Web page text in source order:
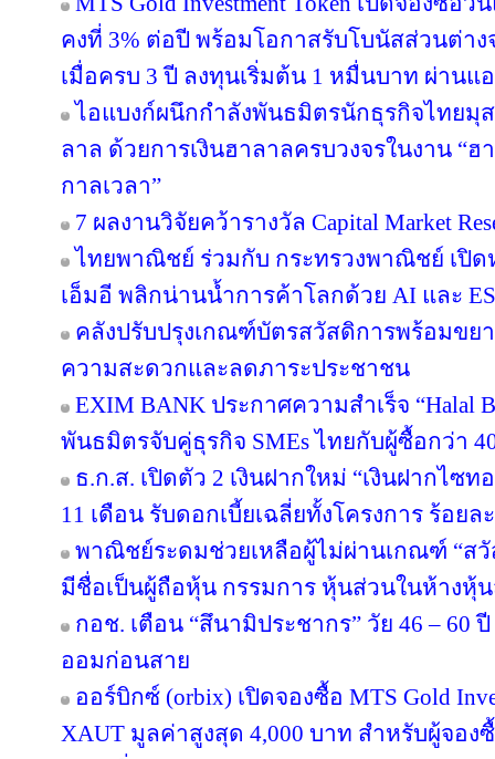
คงที่ 3% ต่อปี พร้อมโอกาสรับโบนัสส่วนต่า
เมื่อครบ 3 ปี ลงทุนเริ่มต้น 1 หมื่นบาท ผ่านแ
ไอแบงก์ผนึกกำลังพันธมิตรนักธุรกิจไทยมุ
ลาล ด้วยการเงินฮาลาลครบวงจรในงาน “
กาลเวลา”
7 ผลงานวิจัยคว้ารางวัล Capital Market
ไทยพาณิชย์ ร่วมกับ กระทรวงพาณิชย์ เปิด
เอ็มอี พลิกน่านน้ำการค้าโลกด้วย AI และ
คลังปรับปรุงเกณฑ์บัตรสวัสดิการพร้อมขย
ความสะดวกและลดภาระประชาชน
EXIM BANK ประกาศความสำเร็จ “Halal
พันธมิตรจับคู่ธุรกิจ SMEs ไทยกับผู้ซื้อกว่า
ธ.ก.ส. เปิดตัว 2 เงินฝากใหม่ “เงินฝากไซท
11 เดือน รับดอกเบี้ยเฉลี่ยทั้งโครงการ ร้อยล
พาณิชย์ระดมช่วยเหลือผู้ไม่ผ่านเกณฑ์ “ส
มีชื่อเป็นผู้ถือหุ้น กรรมการ หุ้นส่วนในห้างหุ้
กอช. เตือน “สึนามิประชากร” วัย 46 – 60
ออมก่อนสาย
ออร์บิกซ์ (orbix) เปิดจองซื้อ MTS Gold
XAUT มูลค่าสูงสุด 4,000 บาท สำหรับผู้จอง